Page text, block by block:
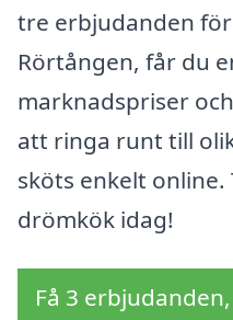
tre erbjudanden
Rörtången, får du
marknadspriser
att ringa runt till
sköts enkelt
drömkök idag!
Få 3